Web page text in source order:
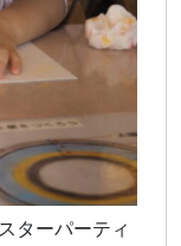
ターパーティ